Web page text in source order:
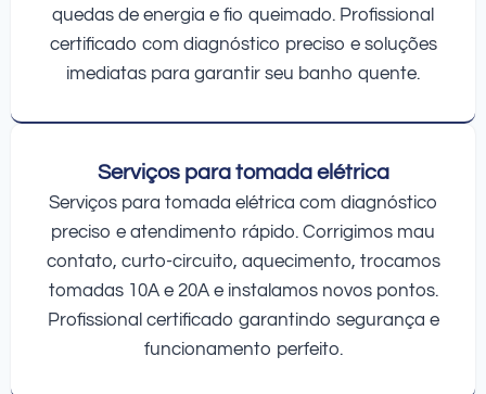
quedas de energia e fio queimado. Profissional
certificado com diagnóstico preciso e soluções
imediatas para garantir seu banho quente.
Serviços para tomada elétrica
Serviços para tomada elétrica com diagnóstico
preciso e atendimento rápido. Corrigimos mau
contato, curto-circuito, aquecimento, trocamos
tomadas 10A e 20A e instalamos novos pontos.
Profissional certificado garantindo segurança e
funcionamento perfeito.